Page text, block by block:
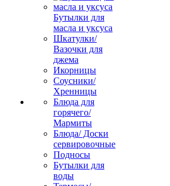
Бутылки для
масла и уксуса
Шкатулки/
Вазочки для
джема
Икорницы
Соусники/
Хренницы
Блюда для
горячего/
Мармиты
Блюда/ Доски
сервировочные
Подносы
Бутылки для
воды